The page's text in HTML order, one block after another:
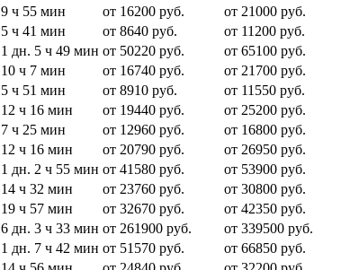
9 ч 55 мин от 16200 руб.
от 21000 руб.
5 ч 41 мин от 8640 руб.
от 11200 руб.
1 дн. 5 ч 49 мин от 50220 руб.
от 65100 руб.
10 ч 7 мин от 16740 руб.
от 21700 руб.
5 ч 51 мин от 8910 руб.
от 11550 руб.
12 ч 16 мин от 19440 руб.
от 25200 руб.
7 ч 25 мин от 12960 руб.
от 16800 руб.
12 ч 16 мин от 20790 руб.
от 26950 руб.
1 дн. 2 ч 55 мин от 41580 руб.
от 53900 руб.
14 ч 32 мин от 23760 руб.
от 30800 руб.
19 ч 57 мин от 32670 руб.
от 42350 руб.
6 дн. 3 ч 33 мин от 261900 руб.
от 339500 руб.
1 дн. 7 ч 42 мин от 51570 руб.
от 66850 руб.